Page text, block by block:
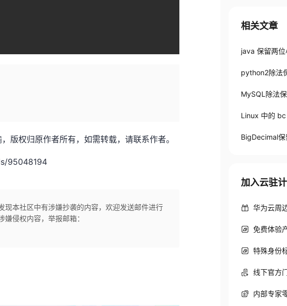
权归原作者所有，如需转载，请联系作者。
95048194
现本社区中有涉嫌抄袭的内容，欢迎发送邮件进行
侵权内容，举报邮箱：
相关文章
java 保留两位
python2除法
MySQL除法
Linux 中的
BigDecimal
加入云驻
华为云周
免费体验
特殊身份
线下官方
内部专家